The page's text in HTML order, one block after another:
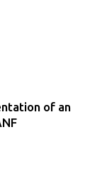
of an